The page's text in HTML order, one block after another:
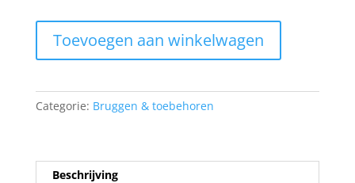
brug-
staartstuk
62-
Toevoegen aan winkelwagen
Categorie: Bruggen & toebehoren
Beschrijving